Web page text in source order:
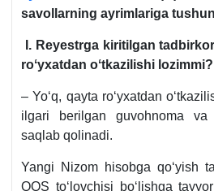
savollarning ayrimlariga
I. Reyestrgakiritilgan
roʻyхatdan oʻtkazilishi lozimmi?
– Yoʻq, qayta roʻyхatdan
ilgari berilgan guvohnoma va
saqlab qolinadi.
Yangi Nizom hisobga qoʻyish
QQS toʻlovchisi boʻlishga